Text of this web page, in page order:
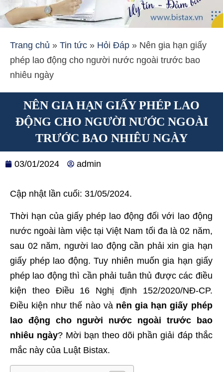
Trang chủ » Tin tức » Hỏi Đáp » Nên gia hạn giấy
phép lao động cho người nước ngoài trước bao
nhiêu ngày
NÊN GIA HẠN GIẤY PHÉP LAO
ĐỘNG CHO NGƯỜI NƯỚC NGOÀI
TRƯỚC BAO NHIÊU NGÀY
03/01/2024 admin
Cập nhật lần cuối: 31/05/2024.
Thời hạn của giấy phép lao động đối với lao động
nước ngoài làm việc tại Việt Nam tối đa là 02 năm,
sau 02 năm, người lao động cần phải xin gia hạn
giấy phép lao động. Tuy nhiên muốn gia hạn giấy
phép lao động thì cần phải tuân thủ được các điều
kiện theo Điều 16 Nghị định 152/2020/NĐ-CP.
Điều kiện như thế nào và nên gia hạn giấy phép
lao động cho người nước ngoài trước bao
nhiêu ngày? Mời bạn theo dõi phần giải đáp thắc
mắc này của Luật Bistax.